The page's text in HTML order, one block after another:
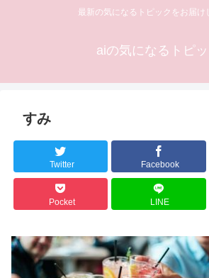
最新の気になるトピックをお届け
aiの気になるトピッ
すみ
Twitter Facebook
Pocket LINE